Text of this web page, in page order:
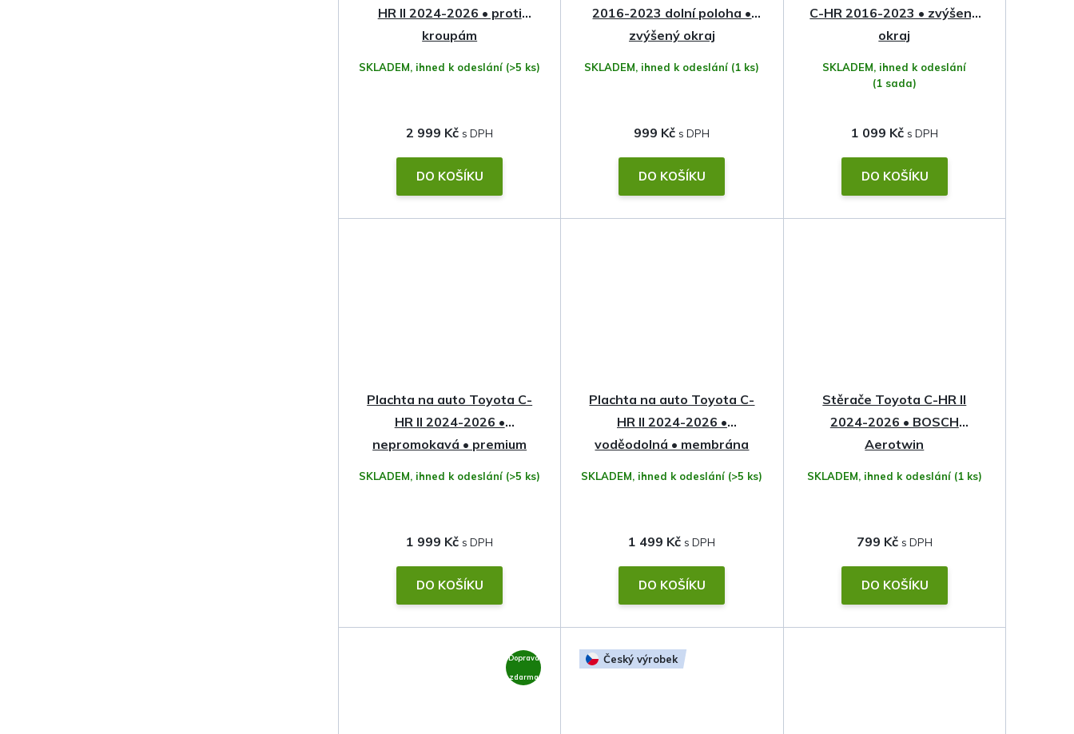
HR II 2024-2026 • proti
kroupám
SKLADEM, ihned k odeslání (>5 ks)
2 999 Kč
DO KOŠÍKU
2016-2023 dolní poloha •
zvýšený okraj
SKLADEM, ihned k odeslání (1 ks)
999 Kč
DO KOŠÍKU
C-HR 2016-2023 • zvýšený
okraj
SKLADEM, ihned k odeslání
(1 sada)
1 099 Kč
DO KOŠÍKU
Plachta na auto Toyota C-
HR II 2024-2026 •
nepromokavá • premium
SKLADEM, ihned k odeslání (>5 ks)
1 999 Kč
DO KOŠÍKU
Plachta na auto Toyota C-
HR II 2024-2026 •
voděodolná • membrána
SKLADEM, ihned k odeslání (>5 ks)
1 499 Kč
DO KOŠÍKU
Stěrače Toyota C-HR II
2024-2026 • BOSCH
Aerotwin
SKLADEM, ihned k odeslání (1 ks)
799 Kč
DO KOŠÍKU
Doprava
zdarma
Český výrobek